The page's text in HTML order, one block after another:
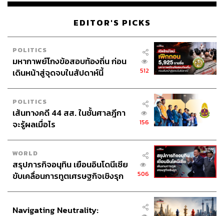
EDITOR'S PICKS
POLITICS
มหากาพย์โกงข้อสอบท้องถิ่น ก่อน
เดินหน้าสู่จุดจบในสัปดาห์นี้
512
POLITICS
เส้นทางคดี 44 สส. ในชั้นศาลฎีกา
จะรู้ผลเมื่อไร
156
WORLD
สรุปภารกิจอนุทิน เยือนอินโดนีเซีย
ขับเคลื่อนการทูตเศรษฐกิจเชิงรุก
506
Navigating Neutrality: